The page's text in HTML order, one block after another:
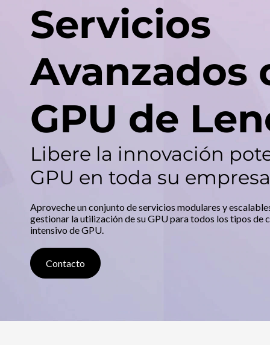
Servicios
Avanzados
GPU de
Libere la innovación
GPU en toda su empresa
Aproveche un conjunto de servicios modulares y
gestionar la utilización de su GPU para todos los tipos de
intensivo de GPU.
Contacto